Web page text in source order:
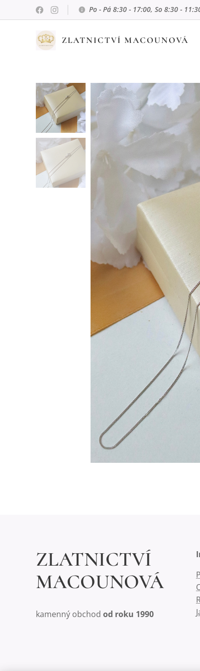
Po - Pá 8:30 - 17:00, So 8:30 -
ZLATNICTVÍ MACOUNOVÁ
ZLATNICTVÍ
MACOUNOVÁ
kamenný obchod od roku 1990